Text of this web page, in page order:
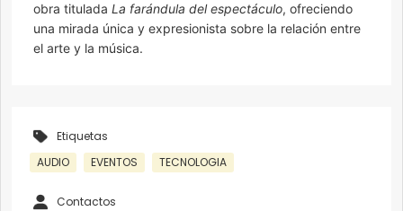
obra titulada La farándula del espectáculo, ofreciendo
una mirada única y expresionista sobre la relación entre
el arte y la música.
Etiquetas
AUDIO
EVENTOS TECNOLOGIA
Contactos